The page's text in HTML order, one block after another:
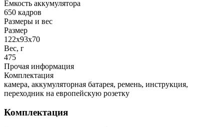
Емкость аккумулятора
650 кадров
Размеры и вес
Размер
122х93х70
Вес, г
475
Прочая информация
Комплектация
камера, аккумуляторная батарея, ремень, инструкция,
переходник на европейскую розетку
Комплектация